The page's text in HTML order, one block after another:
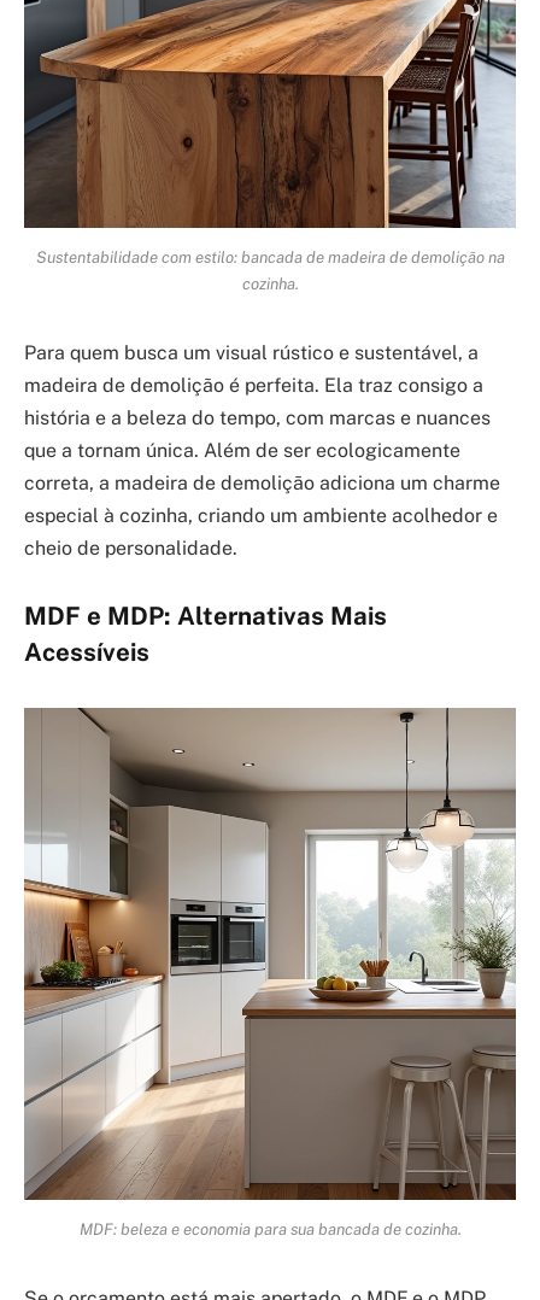
Sustentabilidade com estilo: bancada de madeira de demolição na
cozinha.
Para quem busca um visual rústico e sustentável, a
madeira de demolição é perfeita. Ela traz consigo a
história e a beleza do tempo, com marcas e nuances
que a tornam única. Além de ser ecologicamente
correta, a madeira de demolição adiciona um charme
especial à cozinha, criando um ambiente acolhedor e
cheio de personalidade.
MDF e MDP: Alternativas Mais
Acessíveis
MDF: beleza e economia para sua bancada de cozinha.